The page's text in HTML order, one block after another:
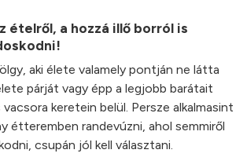
ételről, a hozzá illő borról is
aki élete valamely pontján ne látta
párját vagy épp a legjobb barátait
keretein belül. Persze alkalmasint
étteremben randevúzni, ahol semmiről
csupán jól kell választani.